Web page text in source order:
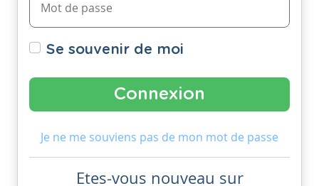
Se souvenir de moi
Je ne me souviens pas de mon mot de passe
Etes-vous nouveau sur